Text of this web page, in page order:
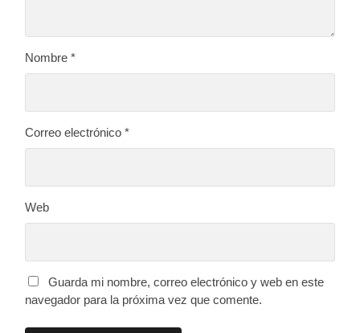
Nombre*
Correo electrónico*
Web
Guarda mi nombre, correo electrónico y web en este
navegador para la próxima vez que comente.